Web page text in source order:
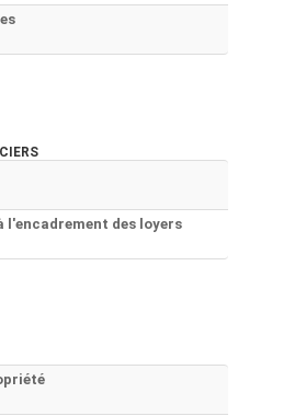
l'encadrement des loyers